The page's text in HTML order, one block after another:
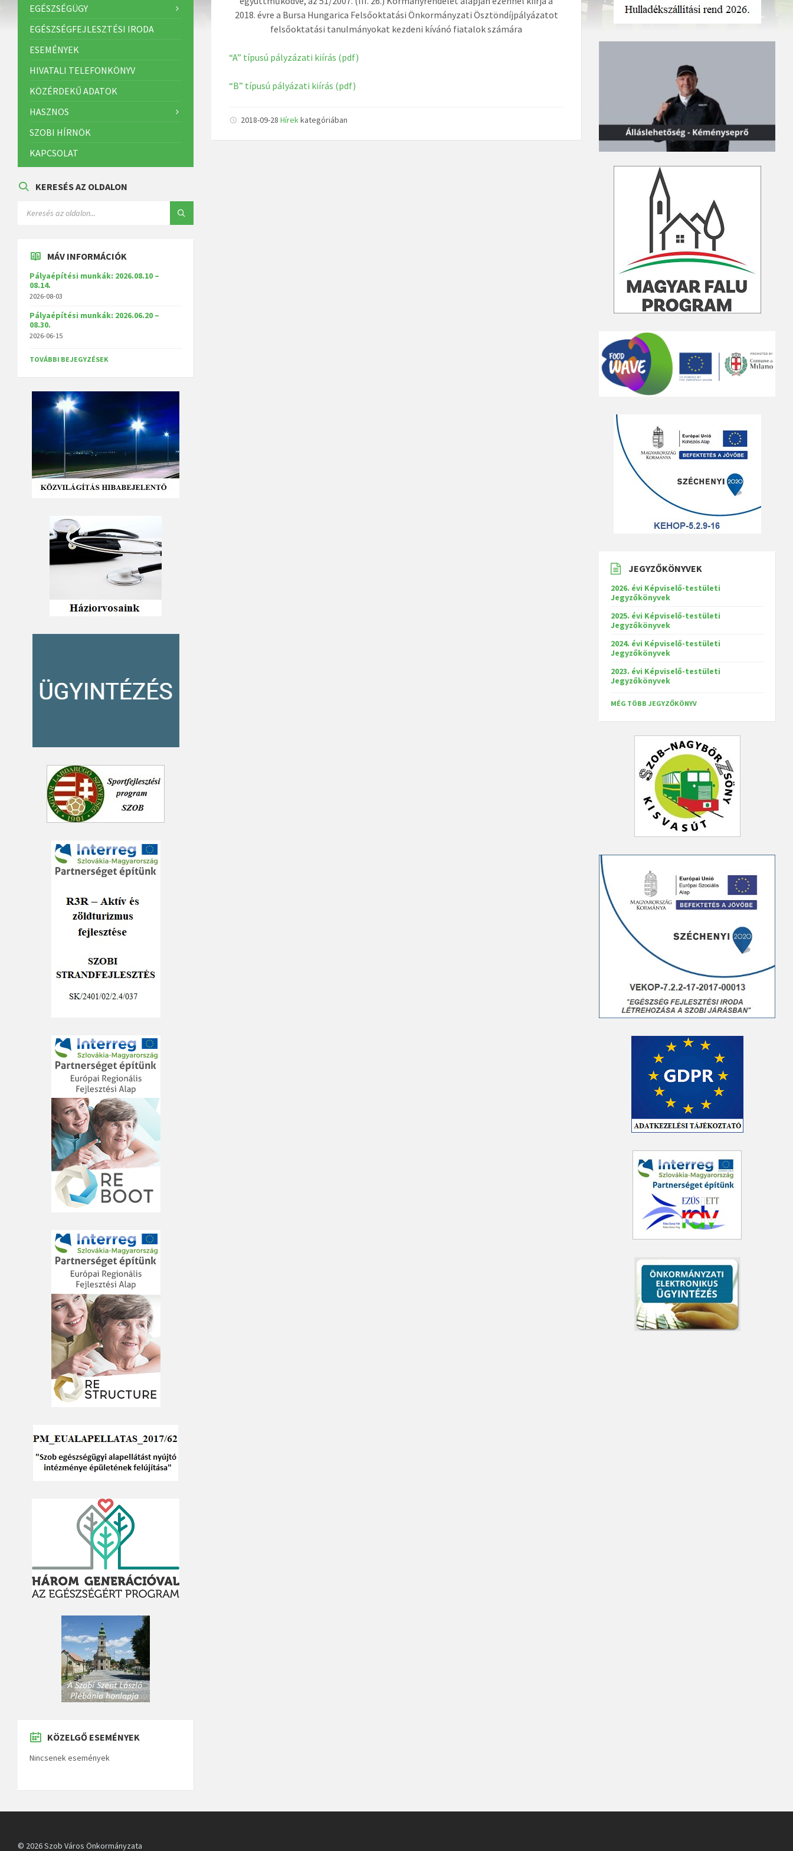
2018. évre a Bursa Hungarica Felsőoktatási Önkormányzati Ösztöndíjpályázatot
felsőoktatási tanulmányokat kezdeni kívánó fiatalok számára
“A” típusú pályzázati kiírás (pdf)
“B” típusú pályázati kiírás (pdf)
2018-09-28Hírekkategóriában
EGÉSZSÉGÜGY
EGÉSZSÉGFEJLESZTÉSI IRODA
ESEMÉNYEK
HIVATALI TELEFONKÖNYV
KÖZÉRDEKŰ ADATOK
HASZNOS
SZOBI HÍRNÖK
KAPCSOLAT
KERESÉS AZ OLDALON
MÁV INFORMÁCIÓK
Pályaépítési munkák: 2026.08.10 –
08.14.
2026-08-03
Pályaépítési munkák: 2026.06.20 –
08.30.
2026-06-15
TOVÁBBI BEJEGYZÉSEK
KÖZELGŐ ESEMÉNYEK
Nincsenek események
JEGYZŐKÖNYVEK
2026. évi Képviselő-testületi
Jegyzőkönyvek
2025. évi Képviselő-testületi
Jegyzőkönyvek
2024. évi Képviselő-testületi
Jegyzőkönyvek
2023. évi Képviselő-testületi
Jegyzőkönyvek
MÉG TÖBB JEGYZŐKÖNYV
© 2026 Szob Város Önkormányzata